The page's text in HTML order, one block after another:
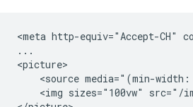
<meta http-equiv="Accept-CH"
...
<picture>
<source media="(min-
<img sizes="100vw" src="/